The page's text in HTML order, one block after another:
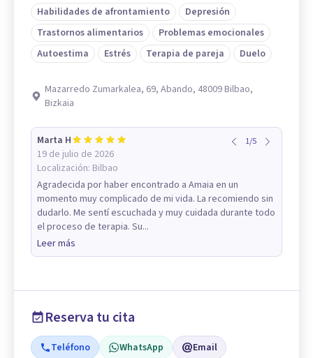
Habilidades de afrontamiento
Depresión
Trastornos alimentarios
Problemas emocionales
Autoestima
Estrés Terapia de pareja Duelo
Mazarredo Zumarkalea, 69, Abando, 48009 Bilbao,
Bizkaia
Marta H
19 de julio de 2026
Localización: Bilbao
1/5
Agradecida por haber encontrado a Amaia en un
momento muy complicado de mi vida. La recomiendo sin
dudarlo. Me sentí escuchada y muy cuidada durante todo
el proceso de terapia. Su...
Leer más
Reserva tu cita
Teléfono WhatsApp Email